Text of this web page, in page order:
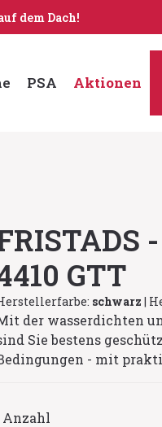
dem Dach!
PSA Aktionen
GTT
schwarz |
der wasserdichten
Sie bestens
- mit
Anzahl